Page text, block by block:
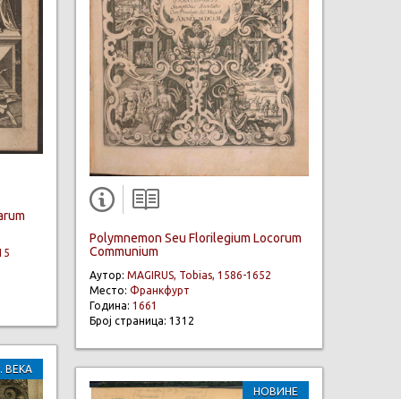
ВЕКА
Polymnemon Seu Florilegium Locorum
Communium
Аутор: MAGIRUS, Tobias, 1586-1652
Место: Франкфурт
Година: 1661
Број страница: 1312
НОВИНЕ